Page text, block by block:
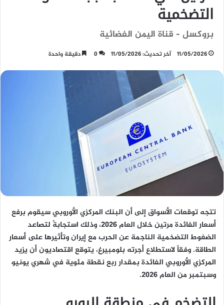
التضخمية
بروكسل – قناة اليمن الفضائية
11/05/2026 آخر تحديث: 11/05/2026 0 دقيقة واحدة
تتجه توقعات الأسواق إلى أن البنك المركزي الأوروبي سيقوم برفع
أسعار الفائدة مرتين خلال العام 2026، وذلك استجابةً لتصاعد
الضغوط التضخمية الناجمة عن الحرب مع إيران وتأثيرها على أسعار
الطاقة. وفقاً لاستطلاع أجرته بلومبيرغ، يتوقع اقتصاديون أن يزيد
المركزي الأوروبي الفائدة بمقدار ربع نقطة مئوية في شهري يونيو
وسبتمبر من العام 2026.